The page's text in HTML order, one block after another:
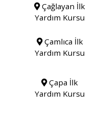
Çağlayan İlk
Yardım Kursu
Çamlıca İlk
Yardım Kursu
Çapa İlk
Yardım Kursu